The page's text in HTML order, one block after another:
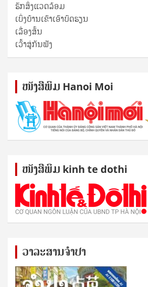
ຮັກສິ່ງແວດລ້ອມ
ເບິ່ງບ້ານເຂົາເອົາບົດຮຽນ
ເລື່ອງສັ້ນ
ເວົ້າສູ່ກັນຟັງ
ໜັງ​ສື​ພິມ Hanoi Moi
ໜັງ​ສື​ພິມ kinh te dothi
ວາລະສານຈຳປາ